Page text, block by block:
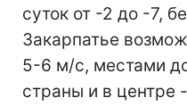
суток от -2 до -7,
Закарпатье
5-6 м/с, местами
страны и в центре